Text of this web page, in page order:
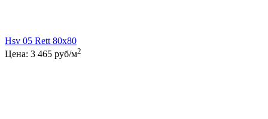
Hsv 05 Rett 80x80
Цена: 3 465 руб/м2